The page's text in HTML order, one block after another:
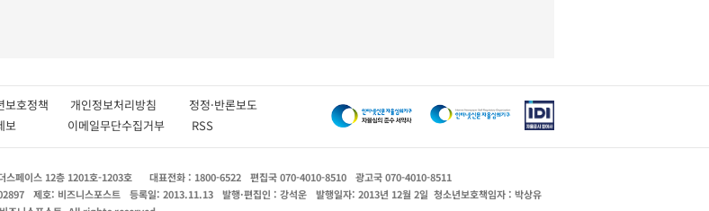
보호정책 개인정보처리방침 정정·반론보도
제보 이메일무단수집거부 RSS
스페이스 12층 1201호-1203호 대표전화 : 1800-6522 편집국 070-4010-8510
광고국 070-4010-8511
제호: 비즈니스포스트 등록일: 2013.11.13 발행·편집인 : 강석운 발행일자: 2013년 12월 2일 청소년보호책임자 : 박상유